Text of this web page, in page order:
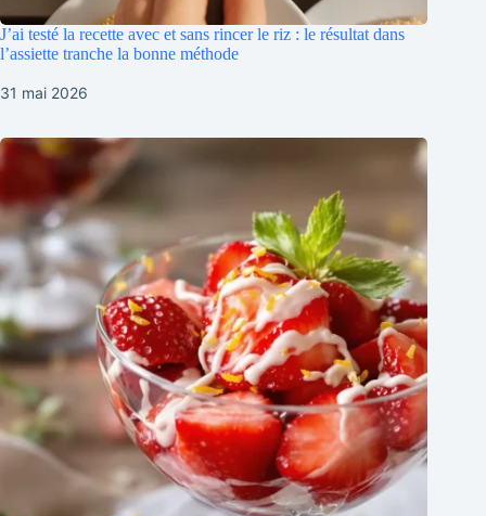
J’ai testé la recette avec et sans rincer le riz : le résultat dans
l’assiette tranche la bonne méthode
31 mai 2026